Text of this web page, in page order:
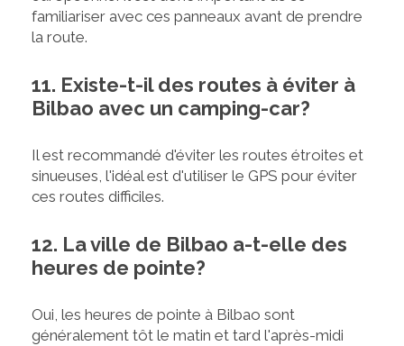
familiariser avec ces panneaux avant de prendre
la route.
11. Existe-t-il des routes à éviter à
Bilbao avec un camping-car?
Il est recommandé d'éviter les routes étroites et
sinueuses, l'idéal est d'utiliser le GPS pour éviter
ces routes difficiles.
12. La ville de Bilbao a-t-elle des
heures de pointe?
Oui, les heures de pointe à Bilbao sont
généralement tôt le matin et tard l'après-midi